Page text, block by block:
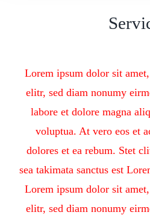
Lorem ipsum dolor sit
elitr, sed diam nonumy
labore et dolore magna
voluptua. At vero eos et
dolores et ea rebum. Stet
sea takimata sanctus est
Lorem ipsum dolor sit
elitr, sed diam nonumy